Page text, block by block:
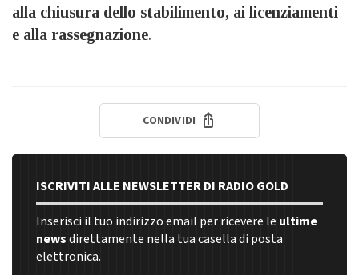
alla chiusura dello stabilimento, ai licenziamenti
e alla rassegnazione.
CONDIVIDI
ISCRIVITI ALLE NEWSLETTER DI RADIO GOLD
Inserisci il tuo indirizzo email per ricevere le ultime
newsdirettamente nella tua casella di posta
elettronica.